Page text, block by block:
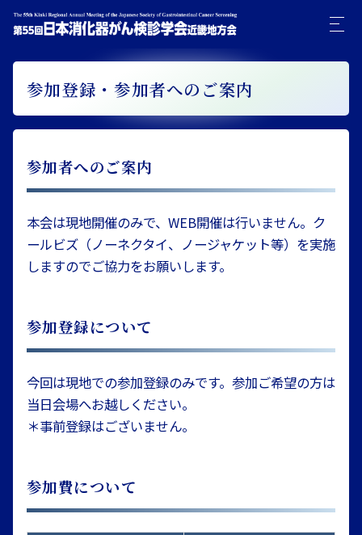
参加登録・参加者へのご案内
参加者へのご案内
本会は現地開催のみで、WEB開催は行いません。ク
ールビズ（ノーネクタイ、ノージャケット等）を実施
しますのでご協力をお願いします。
参加登録について
今回は現地での参加登録のみです。参加ご希望の方は
当日会場へお越しください。
＊事前登録はございません。
参加費について